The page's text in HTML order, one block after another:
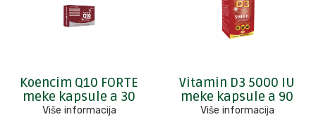
Koencim Q10 FORTE
meke kapsule a 30
Više informacija
Vitamin D3 5000 IU
meke kapsule a 90
Više informacija